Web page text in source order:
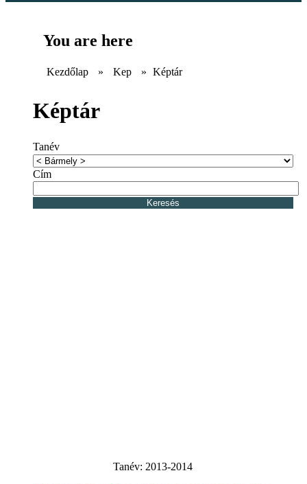
You are here
Kezdőlap » Kep » Képtár
Képtár
Tanév
Cím
Tanév: 2013-2014